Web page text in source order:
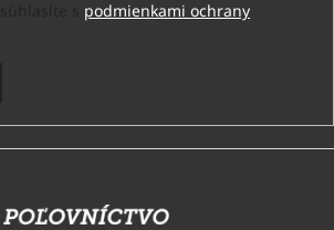
podmienkami ochrany